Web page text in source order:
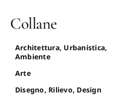
Collane
Architettura, Urbanistica,
Ambiente
Arte
Disegno, Rilievo, Design